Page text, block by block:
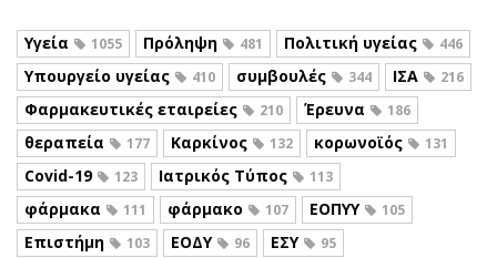
Υγεία 1055 Πρόληψη 481 Πολιτική υγείας 446
Υπουργείο υγείας 410 συμβουλές 344 ΙΣΑ 216
Φαρμακευτικές εταιρείες 210 Έρευνα 186
θεραπεία 177 Καρκίνος 132 κορωνοϊός 131
Covid-19 123 Ιατρικός Τύπος 113
φάρμακα 111 φάρμακο 107 ΕΟΠΥΥ 105
Επιστήμη 103 ΕΟΔΥ 96 ΕΣΥ 95